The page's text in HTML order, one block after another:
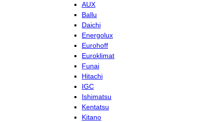
AUX
Ballu
Daichi
Energolux
Eurohoff
Euroklimat
Funai
Hitachi
IGC
Ishimatsu
Kentatsu
Kitano